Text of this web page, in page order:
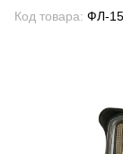
Код товара: ФЛ-